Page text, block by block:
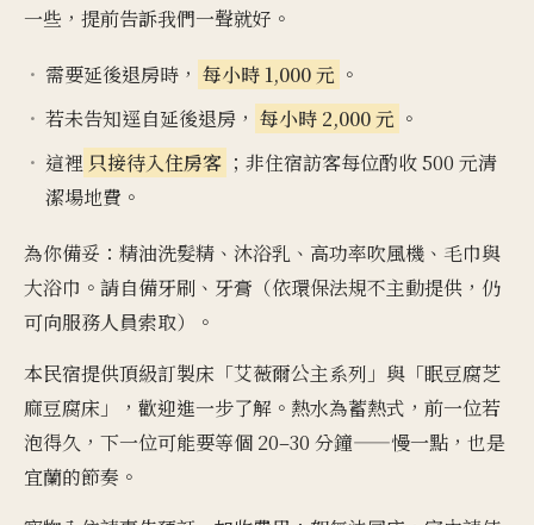
一些，提前告訴我們一聲就好。
需要延後退房時， 每小時 1,000 元 。
若未告知逕自延後退房， 每小時 2,000 元 。
這裡 只接待入住房客 ；非住宿訪客每位酌收 500 元清
潔場地費。
為你備妥：精油洗髮精、沐浴乳、高功率吹風機、毛巾與
大浴巾。請自備牙刷、牙膏（依環保法規不主動提供，仍
可向服務人員索取）。
本民宿提供頂級訂製床「艾薇爾公主系列」與「眠豆腐芝
麻豆腐床」，歡迎進一步了解。熱水為蓄熱式，前一位若
泡得久，下一位可能要等個 20–30 分鐘——慢一點，也是
宜蘭的節奏。